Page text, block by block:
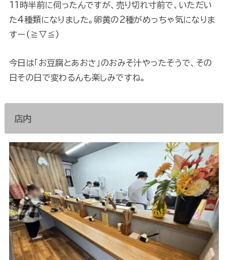
11時半前に伺ったんですが、売り切れ寸前で、いただい
た4種類になりました。卵黄の2種がめっちゃ気になりま
すー(≧▽≦)
今日は「お豆腐とあおさ」のおみそ汁やったそうで、その
日その日で変わるんも楽しみですね。
店内